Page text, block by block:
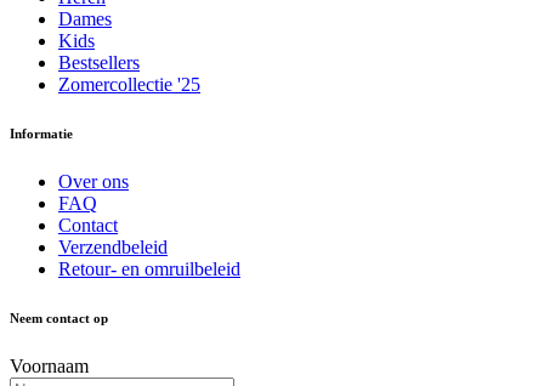
Dames
Kids
Bestsellers
Zomercollectie '25
Informatie
Over ons
FAQ
Contact
Verzendbeleid
Retour- en omruilbeleid
Neem contact op
Voornaam